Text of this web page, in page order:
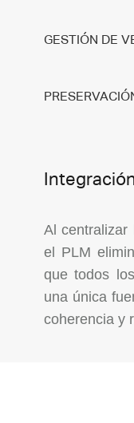
GESTIÓN DE
Al centralizar
el PLM
que todos
una única
coherencia y